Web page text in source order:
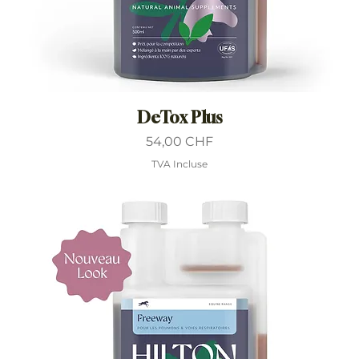
DeTox Plus
Prix
54,00 CHF
TVA Incluse